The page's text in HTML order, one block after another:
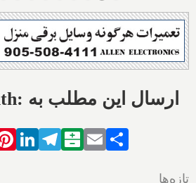
Share this with: ارسال این مطلب به
PinterestLinkedIn
Telegram
Balatarin
Email
تازه‌ها